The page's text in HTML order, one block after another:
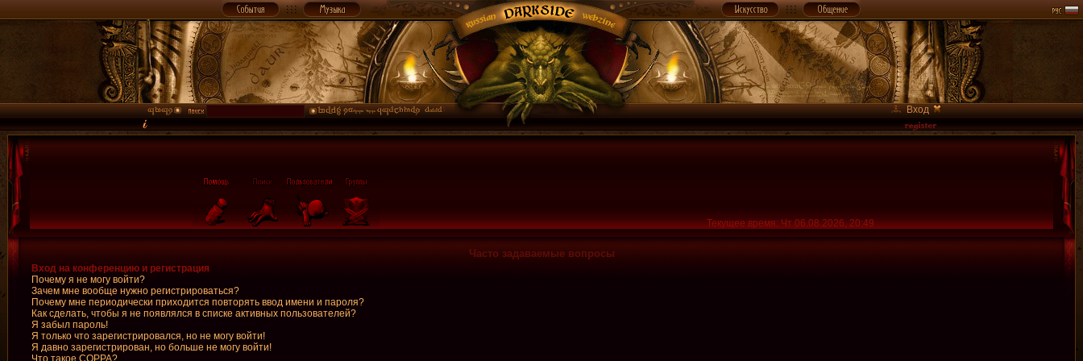
Вход
Текущее время: Чт 06.08.2026, 20:49
Часто задаваемые вопросы
Вход на конференцию и регистрация
Почему я не могу войти?
Зачем мне вообще нужно регистрироваться?
Почему мне периодически приходится повторять ввод имени и пароля?
Как сделать, чтобы я не появлялся в списке активных пользователей?
Я забыл пароль!
Я только что зарегистрировался, но не могу войти!
Я давно зарегистрирован, но больше не могу войти!
Что такое COPPA?